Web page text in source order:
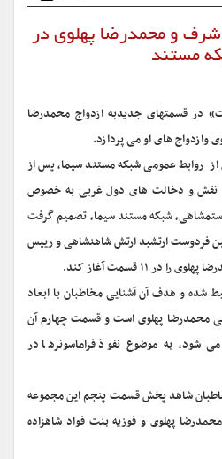
و محمدرضا پهلوی در
مستند
در قسمتهای جدیدبهازدواج محمدرضا
وازدواج های او می پردازد.
از روابط عمومی شبکه مستند سیما، پس از
نقش و دخالت های دول غربی به خصوص
ستمشاهی، شبکه مستند سیما، تصمیم گرفت
ارتشبد ارتش شاهنشاهی و رییس
در ۱۱ قسمت آغاز کند.
در اواسط دهه ۶۰ ضبط شده و هدف آن آشنایی مخاطبان با ابعاد
محمدرضا پهلوی است و قسمت چهارم آن
نفوذ فراماسونرها در
نیز مخاطبان شاهد پخش قسمت پنجم این مجموعه
پهلوی و فوزیه بنت فواد شاهزاده